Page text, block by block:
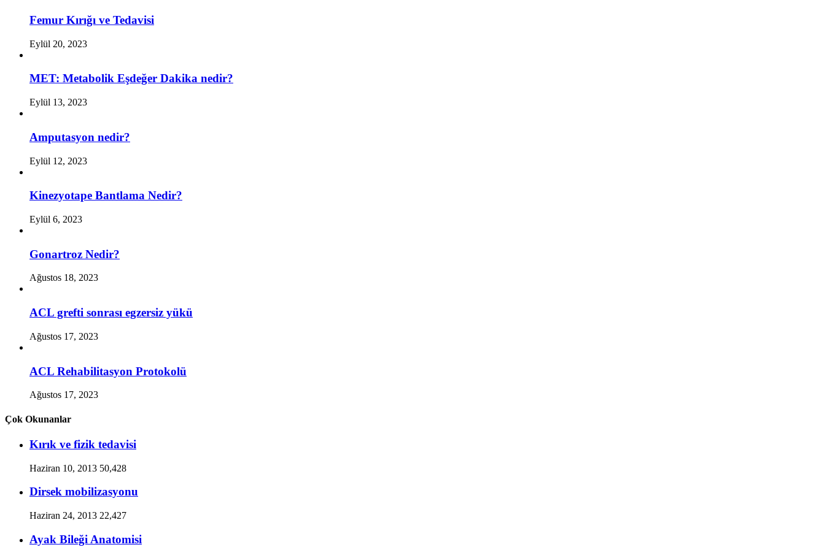
Femur Kırığı ve Tedavisi
Eylül 20, 2023
MET: Metabolik Eşdeğer Dakika nedir?
Eylül 13, 2023
Amputasyon nedir?
Eylül 12, 2023
Kinezyotape Bantlama Nedir?
Eylül 6, 2023
Gonartroz Nedir?
Ağustos 18, 2023
ACL grefti sonrası egzersiz yükü
Ağustos 17, 2023
ACL Rehabilitasyon Protokolü
Ağustos 17, 2023
Çok Okunanlar
Kırık ve fizik tedavisi
Haziran 10, 2013 50,428
Dirsek mobilizasyonu
Haziran 24, 2013 22,427
Ayak Bileği Anatomisi